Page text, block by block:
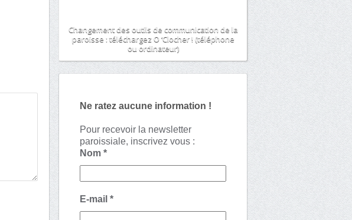
Changement des outils de communication de la
paroisse : téléchargez O ‘Clocher ! (téléphone
ou ordinateur)
Ne ratez aucune information !
Pour recevoir la newsletter
paroissiale, inscrivez vous :
Nom *
E-mail *